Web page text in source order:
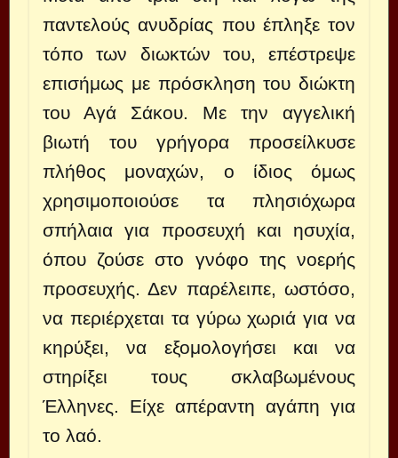
παντελούς ανυδρίας που έπληξε τον
τόπο των διωκτών του, επέστρεψε
επισήμως με πρόσκληση του διώκτη
του Αγά Σάκου. Με την αγγελική
βιωτή του γρήγορα προσείλκυσε
πλήθος μοναχών, ο ίδιος όμως
χρησιμοποιούσε τα πλησιόχωρα
σπήλαια για προσευχή και ησυχία,
όπου ζούσε στο γνόφο της νοερής
προσευχής. Δεν παρέλειπε, ωστόσο,
να περιέρχεται τα γύρω χωριά για να
κηρύξει, να εξομολογήσει και να
στηρίξει τους σκλαβωμένους
Έλληνες. Είχε απέραντη αγάπη για
το λαό.